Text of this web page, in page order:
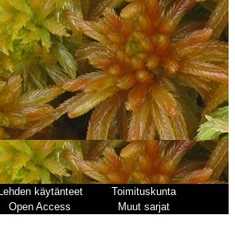
Lehden käytänteet
Toimituskunta
Open Access Muut sarjat